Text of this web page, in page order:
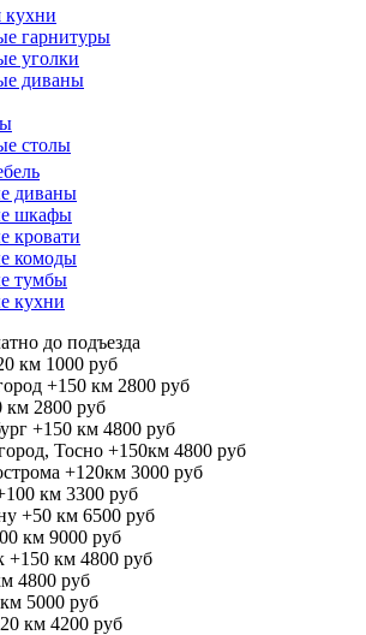
кухни
гарнитуры
уголки
диваны
столы
диваны
шкафы
кровати
комоды
тумбы
кухни
до подъезда
км 1000 руб
+150 км 2800 руб
км 2800 руб
+150 км 4800 руб
Тосно +150км 4800 руб
+120км 3000 руб
км 3300 руб
+50 км 6500 руб
км 9000 руб
+150 км 4800 руб
4800 руб
5000 руб
км 4200 руб